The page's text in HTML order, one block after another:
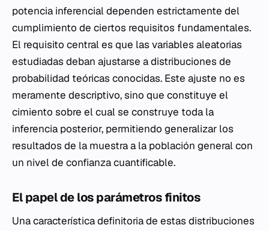
potencia inferencial dependen estrictamente del
cumplimiento de ciertos requisitos fundamentales.
El requisito central es que las variables aleatorias
estudiadas deban ajustarse a distribuciones de
probabilidad teóricas conocidas. Este ajuste no es
meramente descriptivo, sino que constituye el
cimiento sobre el cual se construye toda la
inferencia posterior, permitiendo generalizar los
resultados de la muestra a la población general con
un nivel de confianza cuantificable.
El papel de los parámetros finitos
Una característica definitoria de estas distribuciones